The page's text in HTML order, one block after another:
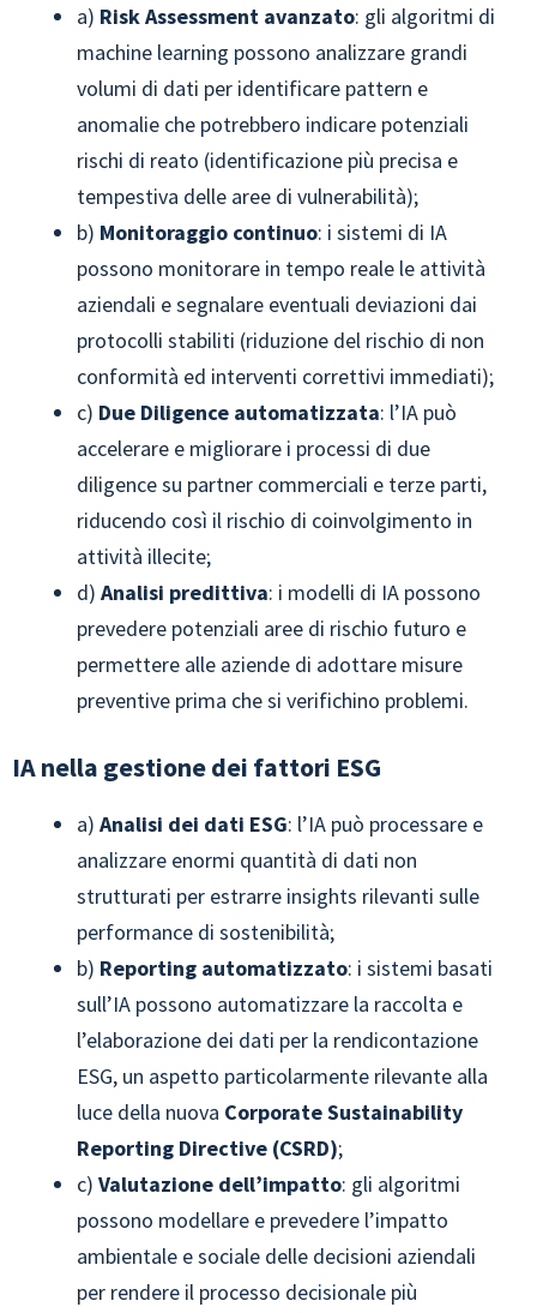
a) Risk Assessment avanzato: gli algoritmi di
machine learning possono analizzare grandi
volumi di dati per identificare pattern e
anomalie che potrebbero indicare potenziali
rischi di reato (identificazione più precisa e
tempestiva delle aree di vulnerabilità);
b) Monitoraggio continuo: i sistemi di IA
possono monitorare in tempo reale le attività
aziendali e segnalare eventuali deviazioni dai
protocolli stabiliti (riduzione del rischio di non
conformità ed interventi correttivi immediati);
c) Due Diligence automatizzata: l’IA può
accelerare e migliorare i processi di due
diligence su partner commerciali e terze parti,
riducendo così il rischio di coinvolgimento in
attività illecite;
d) Analisi predittiva: i modelli di IA possono
prevedere potenziali aree di rischio futuro e
permettere alle aziende di adottare misure
preventive prima che si verifichino problemi.
IA nella gestione dei fattori ESG
a) Analisi dei dati ESG: l’IA può processare e
analizzare enormi quantità di dati non
strutturati per estrarre insights rilevanti sulle
performance di sostenibilità;
b) Reporting automatizzato: i sistemi basati
sull’IA possono automatizzare la raccolta e
l’elaborazione dei dati per la rendicontazione
ESG, un aspetto particolarmente rilevante alla
luce della nuova Corporate Sustainability
Reporting Directive (CSRD);
c) Valutazione dell’impatto: gli algoritmi
possono modellare e prevedere l’impatto
ambientale e sociale delle decisioni aziendali
per rendere il processo decisionale più